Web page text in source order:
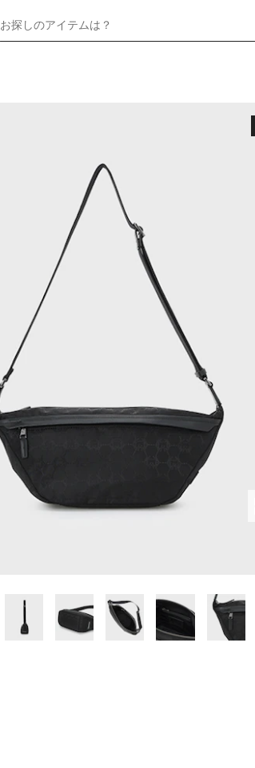
お探しのアイテムは？